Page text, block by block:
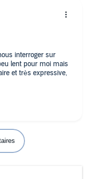
interroger sur
lent pour moi mais
et très expressive,